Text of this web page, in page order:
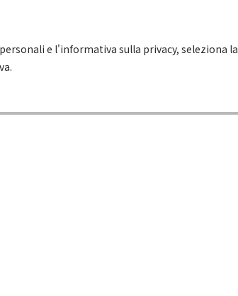
e l'informativa sulla privacy, seleziona la